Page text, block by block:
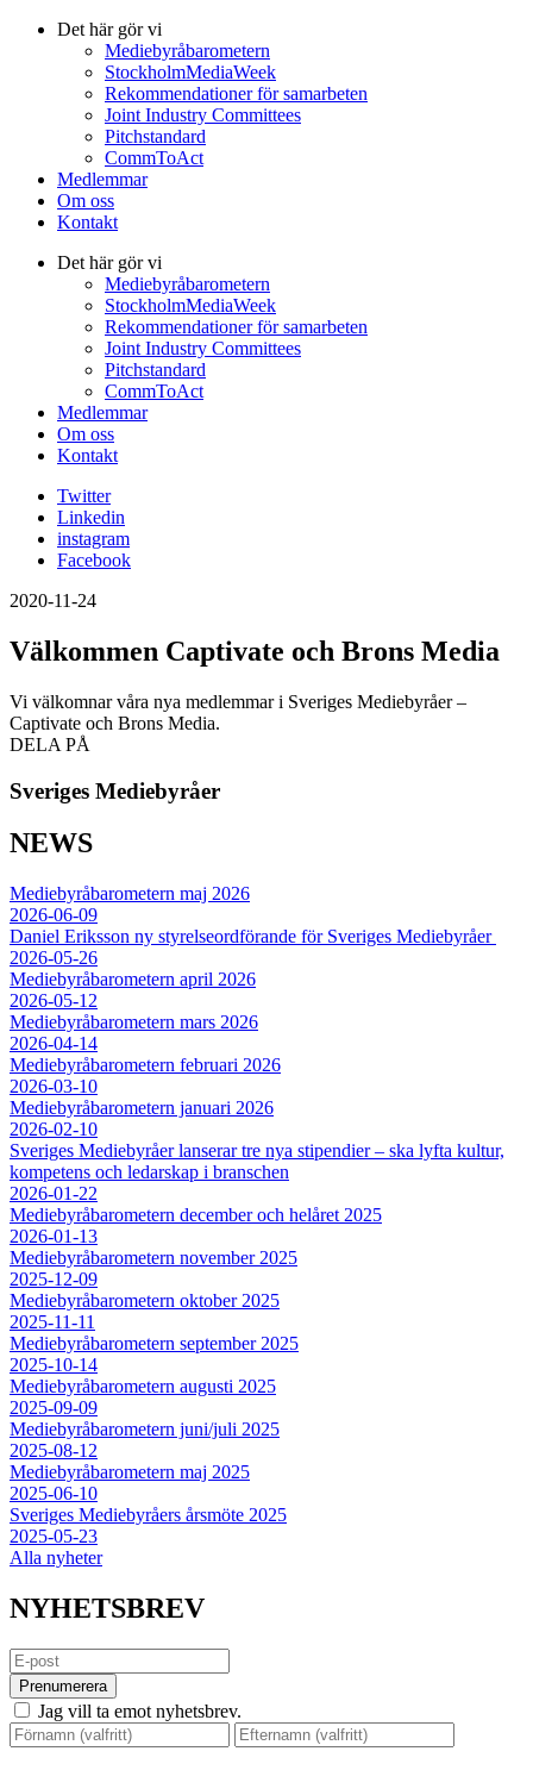
Det här gör vi
Mediebyråbarometern
StockholmMediaWeek
Rekommendationer för samarbeten
Joint Industry Committees
Pitchstandard
CommToAct
Medlemmar
Om oss
Kontakt
Det här gör vi
Mediebyråbarometern
StockholmMediaWeek
Rekommendationer för samarbeten
Joint Industry Committees
Pitchstandard
CommToAct
Medlemmar
Om oss
Kontakt
Twitter
Linkedin
instagram
Facebook
2020-11-24
Välkommen Captivate och Brons Media
Vi välkomnar våra nya medlemmar i Sveriges Mediebyråer –
Captivate och Brons Media.
DELA PÅ
Sveriges Mediebyråer
NEWS
Mediebyråbarometern maj 2026
2026-06-09
Daniel Eriksson ny styrelseordförande för Sveriges Mediebyråer
2026-05-26
Mediebyråbarometern april 2026
2026-05-12
Mediebyråbarometern mars 2026
2026-04-14
Mediebyråbarometern februari 2026
2026-03-10
Mediebyråbarometern januari 2026
2026-02-10
Sveriges Mediebyråer lanserar tre nya stipendier – ska lyfta kultur,
kompetens och ledarskap i branschen
2026-01-22
Mediebyråbarometern december och helåret 2025
2026-01-13
Mediebyråbarometern november 2025
2025-12-09
Mediebyråbarometern oktober 2025
2025-11-11
Mediebyråbarometern september 2025
2025-10-14
Mediebyråbarometern augusti 2025
2025-09-09
Mediebyråbarometern juni/juli 2025
2025-08-12
Mediebyråbarometern maj 2025
2025-06-10
Sveriges Mediebyråers årsmöte 2025
2025-05-23
Alla nyheter
NYHETSBREV
Prenumerera
Jag vill ta emot nyhetsbrev.